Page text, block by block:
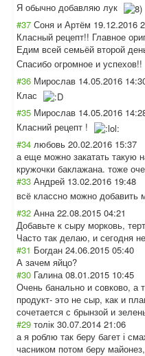
Я обычно добавляю лук
#37 Соня и Артём 19.12.2016
Класный рецепт!! Главное
Едим всей семьёй второй
Спасибо огромное и успехов!!
#36 Мирослав 14.05.2016
Клас
#35 Мирослав 14.05.2016
Класний рецепт !
#34 любовь 20.02.2016 15:37
а еще можно закатать такую
кружочки баклажана. тоже
#33 Андрей 13.02.2016 19:48
всё классно можно добавить
#32 Анна 22.08.2015 04:21
Добавьте к сыру морковь,
Часто так делаю, и сегодня
#31 Богдан 24.06.2015 05:40
А зачем яйцо?
#30 Галина 08.01.2015 10:45
Очень банально и совково,
продукт- это не сыр, как и
сочетается с брынзой и
#29 толік 30.07.2014 21:06
а я роблю так беру багет і
часником потом беру